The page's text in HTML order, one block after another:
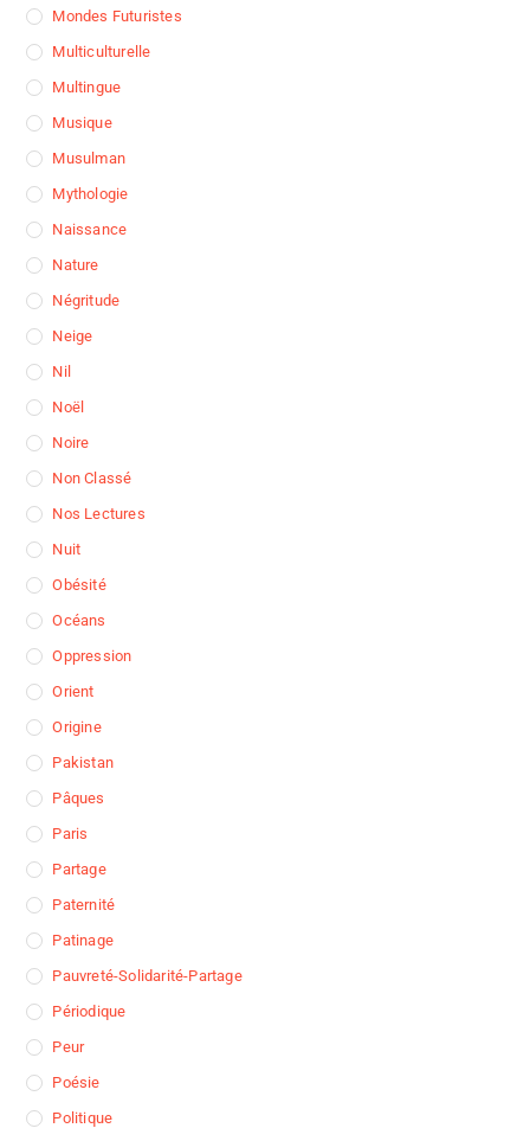
Mondes Futuristes
Multiculturelle
Multingue
Musique
Musulman
Mythologie
Naissance
Nature
Négritude
Neige
Nil
Noël
Noire
Non Classé
Nos Lectures
Nuit
Obésité
Océans
Oppression
Orient
Origine
Pakistan
Pâques
Paris
Partage
Paternité
Patinage
Pauvreté-Solidarité-Partage
Périodique
Peur
Poésie
Politique